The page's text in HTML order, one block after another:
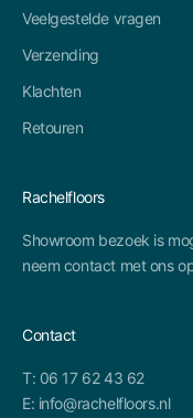
Veelgestelde vragen
Verzending
Klachten
Retouren
Rachelfloors
Showroom bezoek is
neem contact met ons
Contact
T: 06 17 62 43 62
E: info@rachelfloors.nl